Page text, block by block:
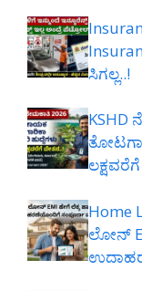
ಸಿಗಲ್ಲ..!
KSHD
Home
ಲೋನ್